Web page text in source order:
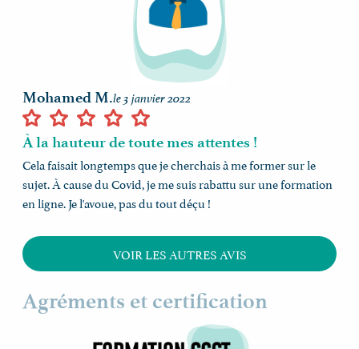
Mohamed M.le 3 janvier 2022
À la hauteur de toute mes attentes !
Cela faisait longtemps que je cherchais à me former sur le
sujet. À cause du Covid, je me suis rabattu sur une formation
en ligne. Je l'avoue, pas du tout déçu !
VOIR LES AUTRES AVIS
Agréments et certification